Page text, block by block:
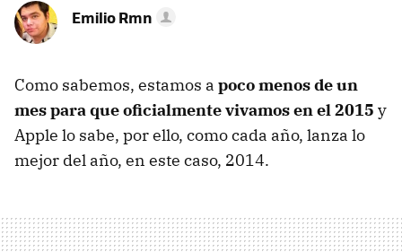
Emilio Rmn
Como sabemos, estamos a poco menos de un
mes para que oficialmente vivamos en el 2015 y
Apple lo sabe, por ello, como cada año, lanza lo
mejor del año, en este caso, 2014.